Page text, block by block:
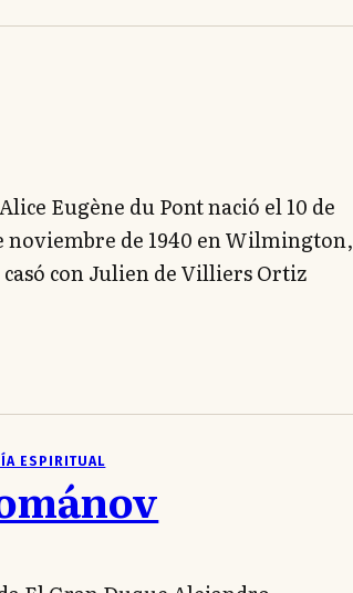
Eugène du Pont nació el 10 de
noviembre de 1940 en Wilmington,
casó con Julien de Villiers Ortiz
ESPIRITUAL